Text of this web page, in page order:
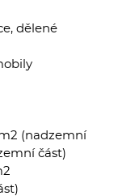
dělené
(nadzemní
část)